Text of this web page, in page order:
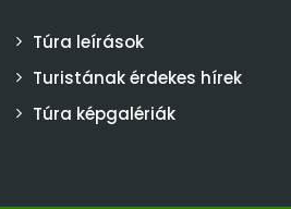
Túra leírások
Turistának érdekes hírek
Túra képgalériák